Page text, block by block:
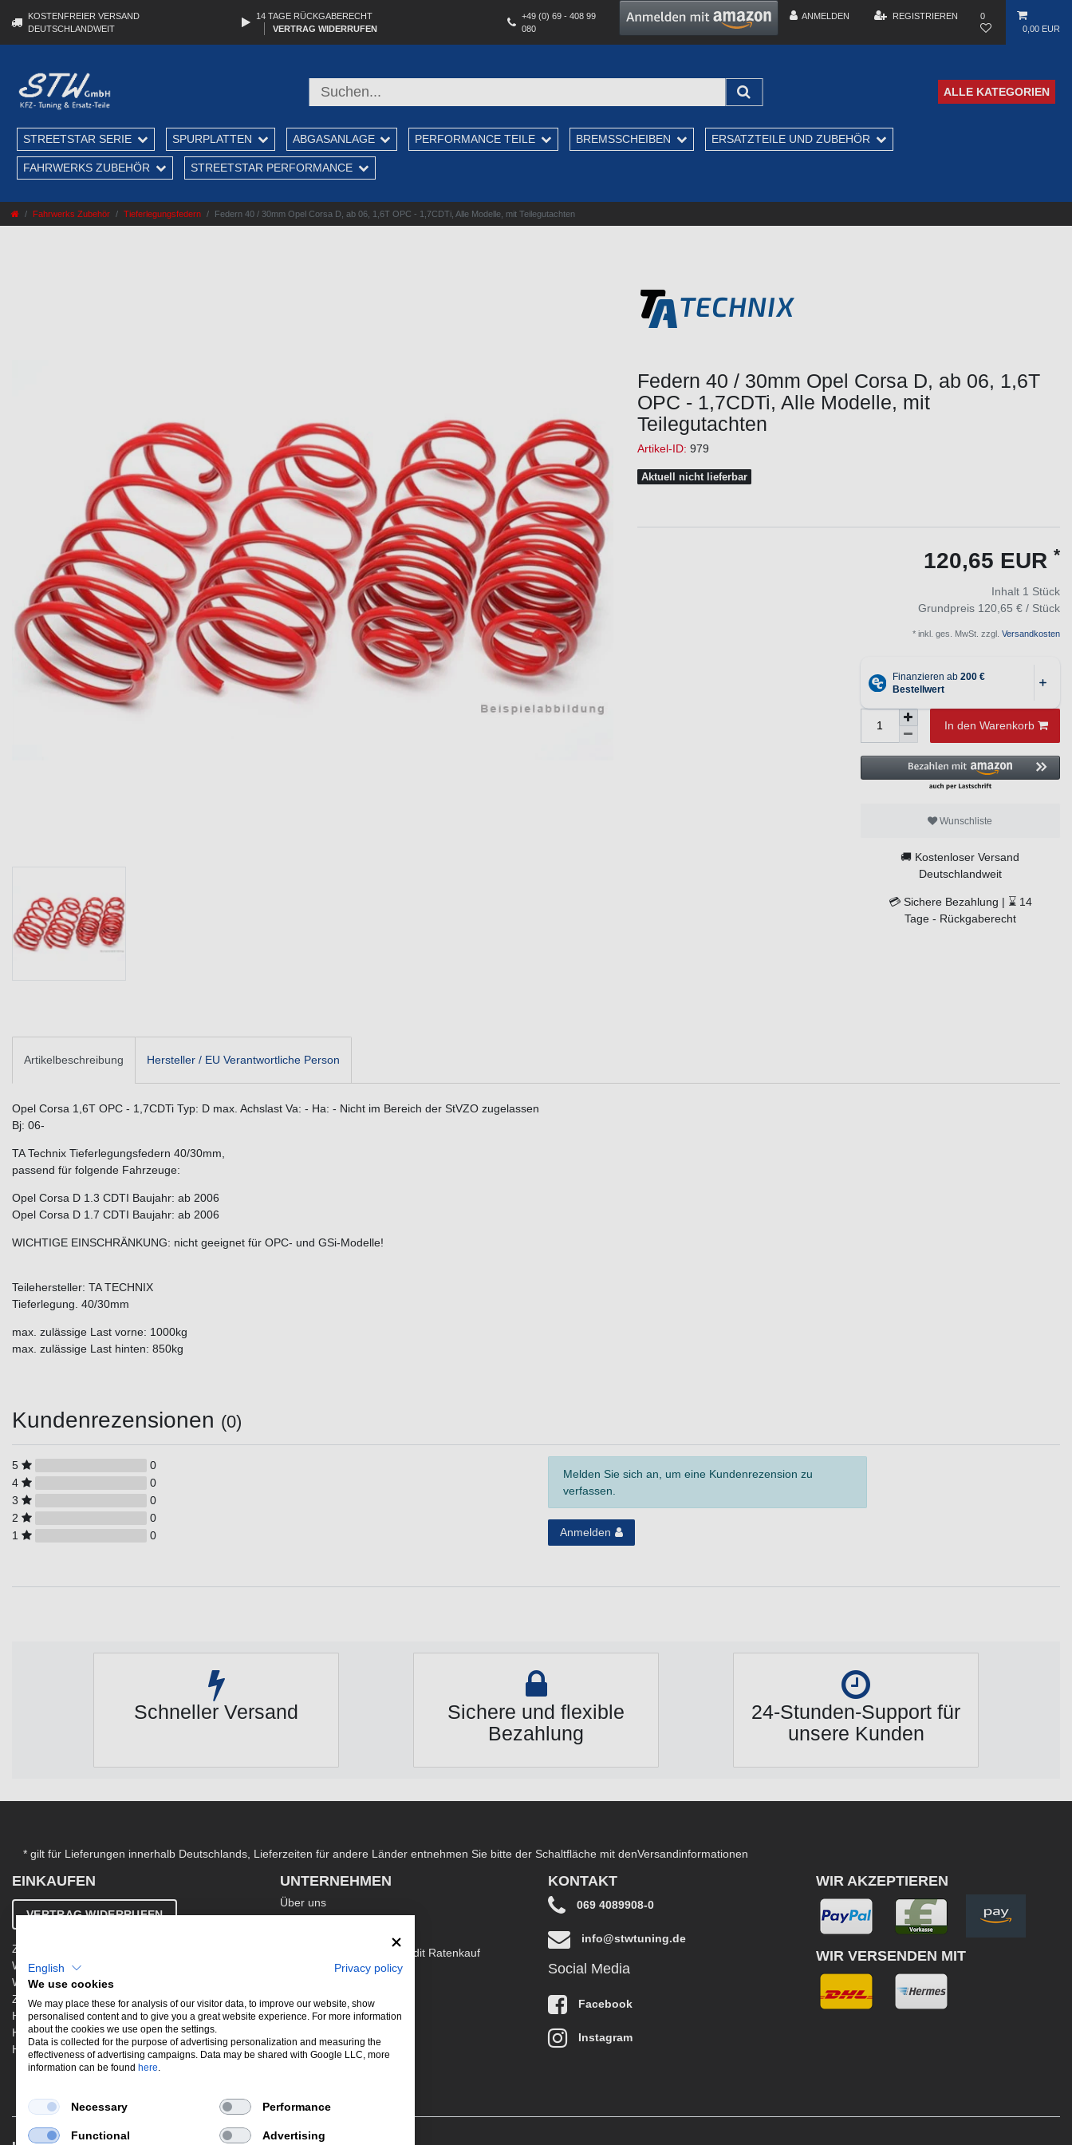
KOSTENFREIER VERSAND
DEUTSCHLANDWEIT
14 TAGE RÜCKGABERECHT
VERTRAG WIDERRUFEN
+49 (0) 69 - 408 99
080
ANMELDEN REGISTRIEREN
0
0,00 EUR
ALLE KATEGORIEN
STREETSTAR SERIE SPURPLATTEN ABGASANLAGE PERFORMANCE TEILE BREMSSCHEIBEN ERSATZTEILE UND ZUBEHÖR
FAHRWERKS ZUBEHÖR STREETSTAR PERFORMANCE
Fahrwerks Zubehör Tieferlegungsfedern Federn 40 / 30mm Opel Corsa D, ab 06, 1,6T OPC - 1,7CDTi, Alle Modelle, mit Teilegutachten
Federn 40 / 30mm Opel Corsa D, ab 06, 1,6T
OPC - 1,7CDTi, Alle Modelle, mit
Teilegutachten
Artikel-ID: 979
Aktuell nicht lieferbar
120,65 EUR *
Inhalt 1 Stück
Grundpreis 120,65 € / Stück
* inkl. ges. MwSt. zzgl. Versandkosten
In den Warenkorb
Wunschliste
🚚 Kostenloser Versand
Deutschlandweit
💳 Sichere Bezahlung | ⌛ 14
Tage - Rückgaberecht
Artikelbeschreibung Hersteller / EU Verantwortliche Person
Opel Corsa 1,6T OPC - 1,7CDTi Typ: D max. Achslast Va: - Ha: - Nicht im Bereich der StVZO zugelassen
Bj: 06-
TA Technix Tieferlegungsfedern 40/30mm,
passend für folgende Fahrzeuge:
Opel Corsa D 1.3 CDTI Baujahr: ab 2006
Opel Corsa D 1.7 CDTI Baujahr: ab 2006
WICHTIGE EINSCHRÄNKUNG: nicht geeignet für OPC- und GSi-Modelle!
Teilehersteller: TA TECHNIX
Tieferlegung. 40/30mm
max. zulässige Last vorne: 1000kg
max. zulässige Last hinten: 850kg
Kundenrezensionen (0)
5
0
4
0
3
0
2
0
1
0
Melden Sie sich an, um eine Kundenrezension zu
verfassen.
Anmelden
Schneller Versand
Sichere und flexible
Bezahlung
24-Stunden-Support für
unsere Kunden
* gilt für Lieferungen innerhalb Deutschlands, Lieferzeiten für andere Länder entnehmen Sie bitte der Schaltfläche mit denVersandinformationen
EINKAUFEN
VERTRAG WIDERRUFEN
Zahlung & Versand
Widerrufsbelehrung
Warenkorb
Zur Kasse
Hinweis zur Altölentsorgung
Hinweis zur Batterieentsorgung
Händler werden
UNTERNEHMEN
Über uns
Kontakt
Ergänzende AGB EasyCredit Ratenkauf
Datenschutzerklärung
Jobs
Newsletter
KONTAKT
069 4089908-0
info@stwtuning.de
Social Media
Facebook
Instagram
WIR AKZEPTIEREN
WIR VERSENDEN MIT
English
Privacy policy
We use cookies
We may place these for analysis of our visitor data, to improve our website, show
personalised content and to give you a great website experience. For more information
about the cookies we use open the settings.
Data is collected for the purpose of advertising personalization and measuring the
effectiveness of advertising campaigns. Data may be shared with Google LLC, more
information can be found here.
Necessary Performance
Functional Advertising